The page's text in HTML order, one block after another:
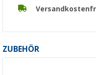
ZUBEHÖR